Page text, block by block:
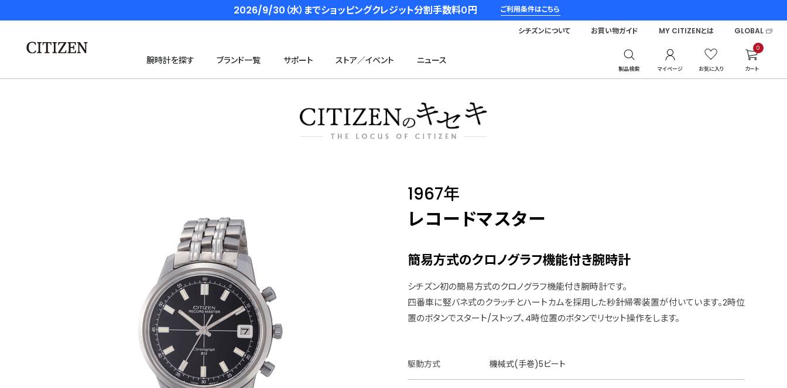
2026/9/30（水）までショッピングクレジット分割手数料０円 ご利用条件はこちら
腕時計を探す ブランド一覧 サポート ストア／イベント ニュース
製品検索 マイページ お気に入り
0
カート
シチズンについて お買い物ガイド MY CITIZENとは GLOBAL
1967年
レコードマスター
簡易方式のクロノグラフ機能付き腕時計
シチズン初の簡易方式のクロノグラフ機能付き腕時計です。
四番車に竪バネ式のクラッチとハートカムを採用した秒針帰零装置が付いています。2時位
置のボタンでスタート/ストップ、4時位置のボタンでリセット操作をします。
駆動方式 機械式(手巻)5ビート